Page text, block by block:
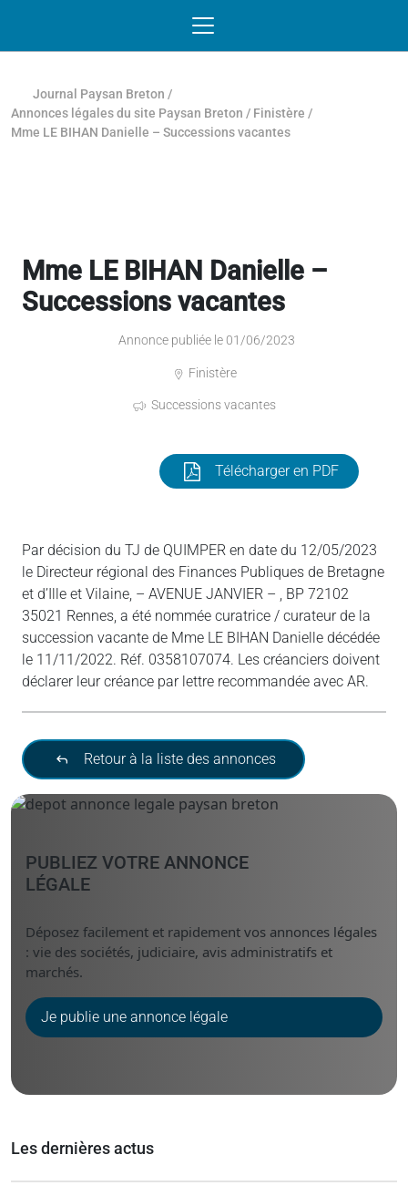
Journal Paysan Breton /
Annonces légales du site Paysan Breton / Finistère /
Mme LE BIHAN Danielle – Successions vacantes
Mme LE BIHAN Danielle –
Successions vacantes
Annonce publiée le 01/06/2023
Finistère
Successions vacantes
Télécharger en PDF
Par décision du TJ de QUIMPER en date du 12/05/2023
le Directeur régional des Finances Publiques de Bretagne
et d’Ille et Vilaine, – AVENUE JANVIER – , BP 72102
35021 Rennes, a été nommée curatrice / curateur de la
succession vacante de Mme LE BIHAN Danielle décédée
le 11/11/2022. Réf. 0358107074. Les créanciers doivent
déclarer leur créance par lettre recommandée avec AR.
Retour à la liste des annonces
PUBLIEZ VOTRE ANNONCE
LÉGALE
Déposez facilement et rapidement vos annonces légales
: vie des sociétés, judiciaire, avis administratifs et
marchés.
Je publie une annonce légale
Les dernières actus